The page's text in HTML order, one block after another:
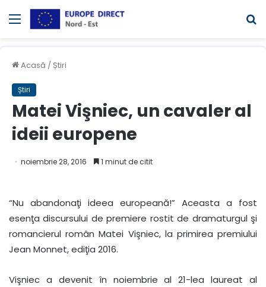
Meniul
Acasă / Știri
Știri
Matei Vişniec, un cavaler al
ideii europene
noiembrie 28, 2016 1 minut de citit
“Nu abandonaţi ideea europeană!” Aceasta a fost
esenţa discursului de premiere rostit de dramaturgul şi
romancierul român Matei Vişniec, la primirea premiului
Jean Monnet, ediţia 2016.
Vişniec a devenit în noiembrie al 21-lea laureat al